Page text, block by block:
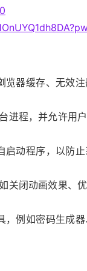
器缓存、无效
程，并允许用
动程序，以防
关闭动画效果、
例如密码生成器